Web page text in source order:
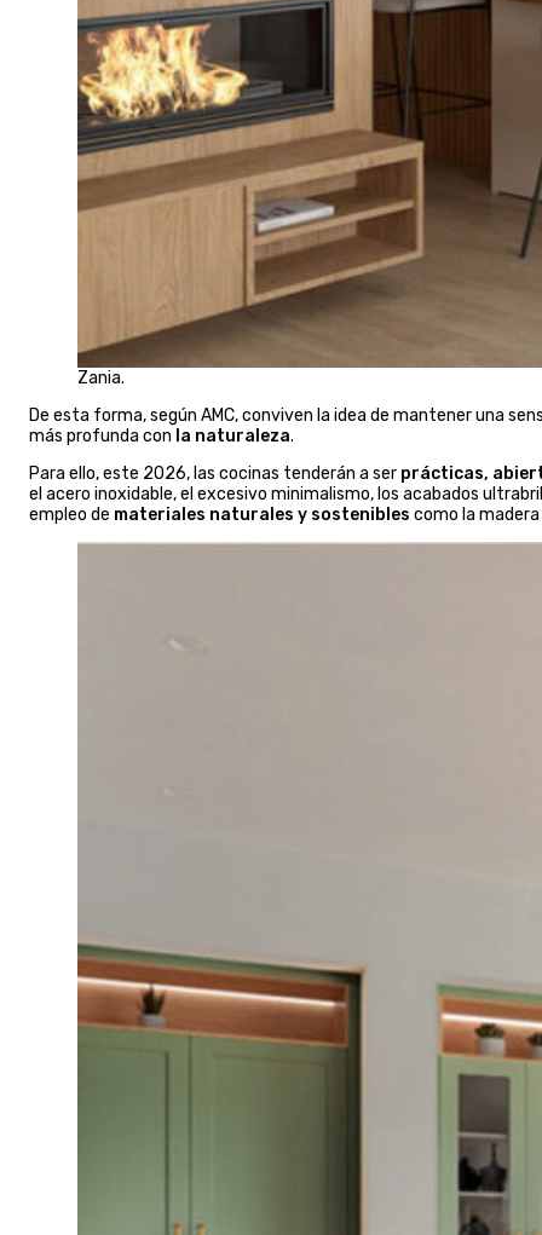
Zania.
De esta forma, según AMC, conviven la idea de mantener una
más profunda con la naturaleza.
Para ello, este 2026, las cocinas tenderán a ser prácticas,
el acero inoxidable, el excesivo minimalismo, los acabados
empleo de materiales naturales y sostenibles como la